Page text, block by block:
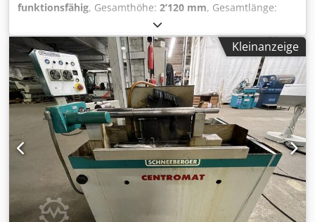
funktionsfähig, Gesamthöhe: 2’120 mm, Gesamtlänge:
1’965 mm
(min.):5’200 U/min, Vorschublänge X-Achse:400 mm,
Vorschublänge Y-Achse:300 mm, Vorschublänge Z-Achse:
300 mm, Art des Eingangsstroms:Drehstrom ,
Schleifscheibendurchmesser:200 mm, Gesamtgewicht:
1’850 kg, Spitzenhöhe:210 mm, Leistung des
Schleifspindelmotors:1’500 W, Werkstückdurchmesser
(max.):400 mm, Eingangsspannung:380 V, Schneberger
NORMA NC4 Werkzeugschleifmaschine, Baujahr 1996.
Achsen X Y Z A CNC-gesteuert. ISO50-Teilapparat. Komplett
mit Wanne und Pumpe. Codpfxjyw Tz Ao Al Toha Bei
Fragen oder wenn Sie weitere Informationen benötigen,
schreiben Sie uns gerne eine Nachricht oder rufen Sie uns
Kleinanzeige